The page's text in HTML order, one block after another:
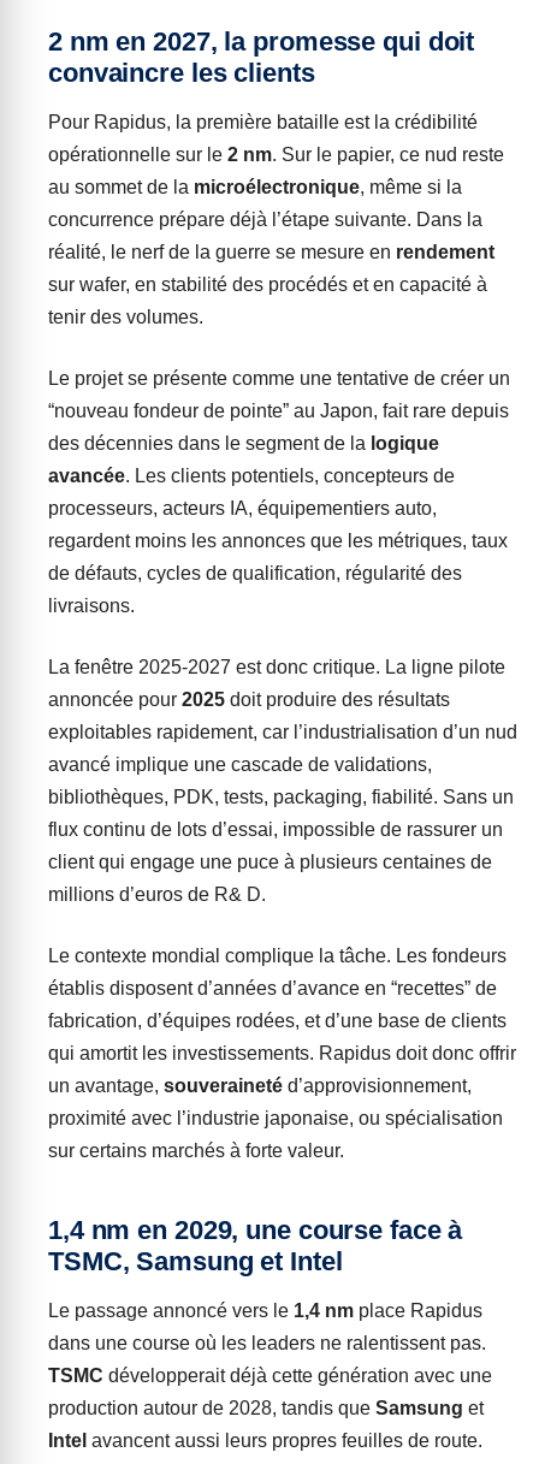
2 nm en 2027, la promesse qui doit
convaincre les clients
Pour Rapidus, la première bataille est la crédibilité
opérationnelle sur le 2 nm. Sur le papier, ce nud reste
au sommet de la microélectronique, même si la
concurrence prépare déjà l’étape suivante. Dans la
réalité, le nerf de la guerre se mesure en rendement
sur wafer, en stabilité des procédés et en capacité à
tenir des volumes.
Le projet se présente comme une tentative de créer un
“nouveau fondeur de pointe” au Japon, fait rare depuis
des décennies dans le segment de la logique
avancée. Les clients potentiels, concepteurs de
processeurs, acteurs IA, équipementiers auto,
regardent moins les annonces que les métriques, taux
de défauts, cycles de qualification, régularité des
livraisons.
La fenêtre 2025-2027 est donc critique. La ligne pilote
annoncée pour 2025 doit produire des résultats
exploitables rapidement, car l’industrialisation d’un nud
avancé implique une cascade de validations,
bibliothèques, PDK, tests, packaging, fiabilité. Sans un
flux continu de lots d’essai, impossible de rassurer un
client qui engage une puce à plusieurs centaines de
millions d’euros de R& D.
Le contexte mondial complique la tâche. Les fondeurs
établis disposent d’années d’avance en “recettes” de
fabrication, d’équipes rodées, et d’une base de clients
qui amortit les investissements. Rapidus doit donc offrir
un avantage, souveraineté d’approvisionnement,
proximité avec l’industrie japonaise, ou spécialisation
sur certains marchés à forte valeur.
1,4 nm en 2029, une course face à
TSMC, Samsung et Intel
Le passage annoncé vers le 1,4 nm place Rapidus
dans une course où les leaders ne ralentissent pas.
TSMC développerait déjà cette génération avec une
production autour de 2028, tandis que Samsung et
Intel avancent aussi leurs propres feuilles de route.